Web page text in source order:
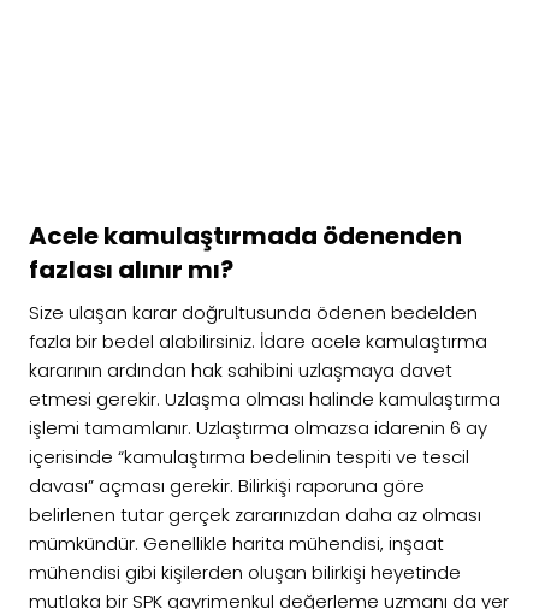
Acele kamulaştırmada ödenenden
fazlası alınır mı?
Size ulaşan karar doğrultusunda ödenen bedelden
fazla bir bedel alabilirsiniz. İdare acele kamulaştırma
kararının ardından hak sahibini uzlaşmaya davet
etmesi gerekir. Uzlaşma olması halinde kamulaştırma
işlemi tamamlanır. Uzlaştırma olmazsa idarenin 6 ay
içerisinde “kamulaştırma bedelinin tespiti ve tescil
davası” açması gerekir. Bilirkişi raporuna göre
belirlenen tutar gerçek zararınızdan daha az olması
mümkündür. Genellikle harita mühendisi, inşaat
mühendisi gibi kişilerden oluşan bilirkişi heyetinde
mutlaka bir SPK gayrimenkul değerleme uzmanı da yer